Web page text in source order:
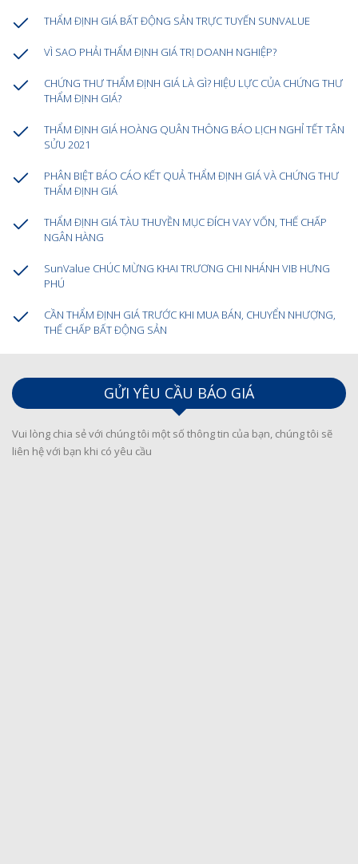
THẨM ĐỊNH GIÁ BẤT ĐỘNG SẢN TRỰC TUYẾN SUNVALUE
VÌ SAO PHẢI THẨM ĐỊNH GIÁ TRỊ DOANH NGHIỆP?
CHỨNG THƯ THẨM ĐỊNH GIÁ LÀ GÌ? HIỆU LỰC CỦA CHỨNG THƯ
THẨM ĐỊNH GIÁ?
THẨM ĐỊNH GIÁ HOÀNG QUÂN THÔNG BÁO LỊCH NGHỈ TẾT TÂN
SỬU 2021
PHÂN BIỆT BÁO CÁO KẾT QUẢ THẨM ĐỊNH GIÁ VÀ CHỨNG THƯ
THẨM ĐỊNH GIÁ
THẨM ĐỊNH GIÁ TÀU THUYỀN MỤC ĐÍCH VAY VỐN, THẾ CHẤP
NGÂN HÀNG
SunValue CHÚC MỪNG KHAI TRƯƠNG CHI NHÁNH VIB HƯNG
PHÚ
CẦN THẨM ĐỊNH GIÁ TRƯỚC KHI MUA BÁN, CHUYỂN NHƯỢNG,
THẾ CHẤP BẤT ĐỘNG SẢN
GỬI YÊU CẦU BÁO GIÁ
Vui lòng chia sẻ với chúng tôi một số thông tin của bạn, chúng tôi sẽ
liên hệ với bạn khi có yêu cầu